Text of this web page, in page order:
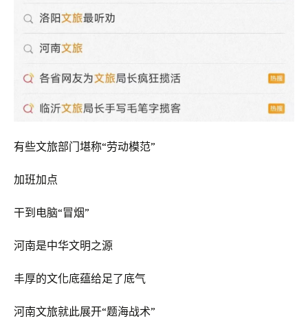
有些文旅部门堪称“劳动模范”
加班加点
干到电脑“冒烟”
河南是中华文明之源
丰厚的文化底蕴给足了底气
河南文旅就此展开“题海战术”